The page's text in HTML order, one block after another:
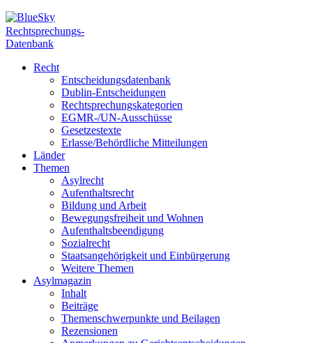
Rechtsprechungs-
Datenbank
Recht
Entscheidungsdatenbank
Dublin-Entscheidungen
Rechtsprechungskategorien
EGMR-/UN-Ausschüsse
Gesetzestexte
Erlasse/Behördliche Mitteilungen
Länder
Themen
Asylrecht
Aufenthaltsrecht
Bildung und Arbeit
Bewegungsfreiheit und Wohnen
Aufenthaltsbeendigung
Sozialrecht
Staatsangehörigkeit und Einbürgerung
Weitere Themen
Asylmagazin
Inhalt
Beiträge
Themenschwerpunkte und Beilagen
Rezensionen